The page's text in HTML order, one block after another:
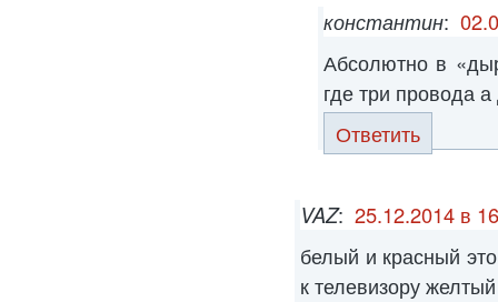
константин:
Абсолютно в
где три провода
Ответить
VAZ: 25.12.2014 в
белый и красный
к телевизору